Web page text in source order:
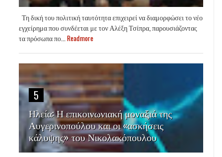
Τη δική του πολιτική ταυτότητα επιχειρεί να διαμορφώσει το νέο
εγχείρημα που συνδέεται με τον Αλέξη Τσίπρα, παρουσιάζοντας
τα πρόσωπα πο...Readmore
5
Ηλεία: Η επικοινωνιακή μοναξιά της
Αυγερινοπούλου και οι «ασκήσεις
κάλυψης» του Νικολακόπουλου